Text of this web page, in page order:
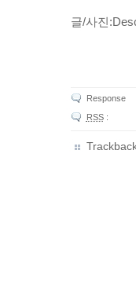
글/사진
Response
RSS: